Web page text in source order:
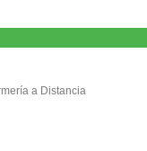
a Distancia